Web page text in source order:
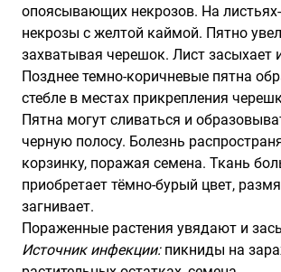
опоясывающих некрозов. На
некрозы с желтой каймой. Пятно
захватывая черешок. Лист засыхает
Позднее темно-коричневые пятна
стебле в местах прикрепления
Пятна могут сливаться и
черную полосу. Болезнь
корзинку, поражая семена. Ткань
приобретает тёмно-бурый цвет,
загнивает.
Пораженные растения увядают и
Источник инфекции: пикниды на